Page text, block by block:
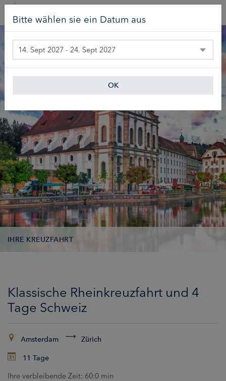
Bitte wählen sie ein Datum aus
14. Sept 2027 - 24. Sept 2027
OK
IHRE KREUZFAHRT
KABINEN
ZAHLUNG
Klassische Rheinkreuzfahrt und 4
Tage Schweiz
Amsterdam Zürich
11 Tage
Ihre verbleibende Zeit: 60:0 min